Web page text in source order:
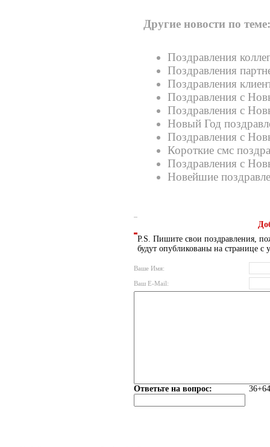
Другие новости по теме:
Поздравления
Поздравления
Поздравления
Поздравления с
Поздравления с
Новый Год
Поздравления с
Короткие смс
Поздравления с
Новейшие
P.S. Пишите свои поздравления,
будут опубликованы на странице с
Ваше Имя:
Ваш E-Mail:
Ответьте на вопрос: